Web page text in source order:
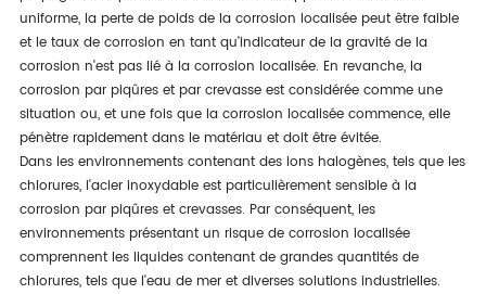
uniforme, la perte de poids de la corrosion localisée peut être faible
et le taux de corrosion en tant qu'indicateur de la gravité de la
corrosion n'est pas lié à la corrosion localisée. En revanche, la
corrosion par piqûres et par crevasse est considérée comme une
situation ou, et une fois que la corrosion localisée commence, elle
pénètre rapidement dans le matériau et doit être évitée.
Dans les environnements contenant des ions halogènes, tels que les
chlorures, l'acier inoxydable est particulièrement sensible à la
corrosion par piqûres et crevasses. Par conséquent, les
environnements présentant un risque de corrosion localisée
comprennent les liquides contenant de grandes quantités de
chlorures, tels que l'eau de mer et diverses solutions industrielles.